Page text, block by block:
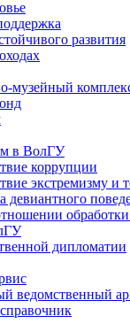
развития
музейный
в ВолГУ
коррупции
экстремизму и
девиантного
дипломатии
ведомственный